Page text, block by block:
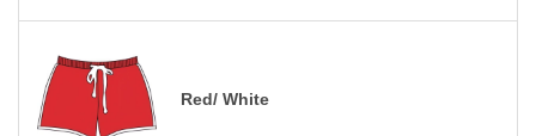
Red/ White